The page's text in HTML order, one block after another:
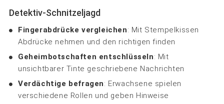
Detektiv-Schnitzeljagd
Fingerabdrücke vergleichen: Mit Stempelkissen
Abdrücke nehmen und den richtigen finden
Geheimbotschaften entschlüsseln: Mit
unsichtbarer Tinte geschriebene Nachrichten
Verdächtige befragen: Erwachsene spielen
verschiedene Rollen und geben Hinweise